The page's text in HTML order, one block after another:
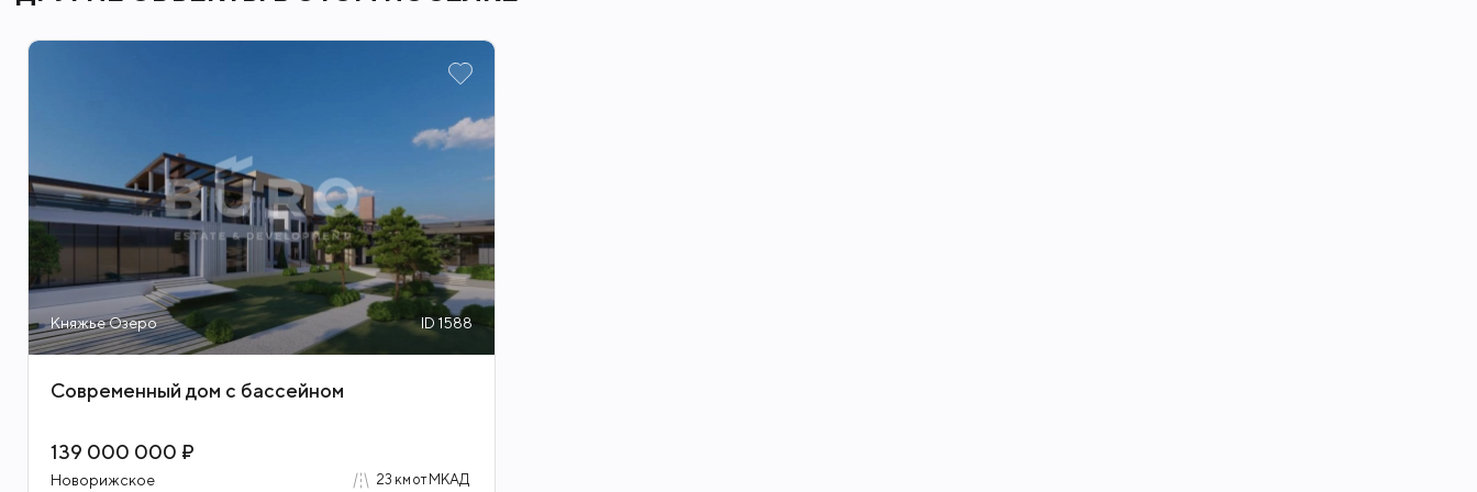
Фитнес клубы
Княжье Озеро ID 1588
Современный дом с бассейном
139 000 000 ₽
Новорижское 23 км от МКАД